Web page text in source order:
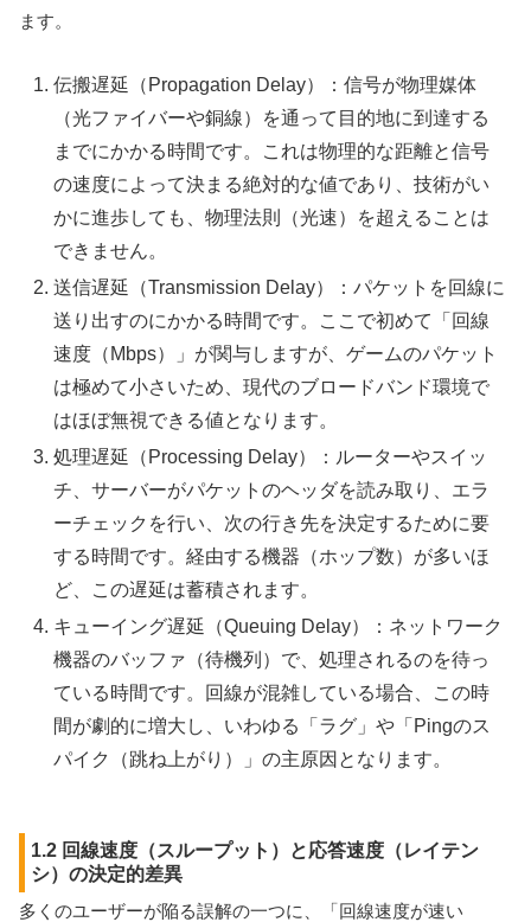
ます。
伝搬遅延（Propagation Delay）：信号が物理媒体
（光ファイバーや銅線）を通って目的地に到達する
までにかかる時間です。これは物理的な距離と信号
の速度によって決まる絶対的な値であり、技術がい
かに進歩しても、物理法則（光速）を超えることは
できません。
送信遅延（Transmission Delay）：パケットを回線に
送り出すのにかかる時間です。ここで初めて「回線
速度（Mbps）」が関与しますが、ゲームのパケット
は極めて小さいため、現代のブロードバンド環境で
はほぼ無視できる値となります。
処理遅延（Processing Delay）：ルーターやスイッ
チ、サーバーがパケットのヘッダを読み取り、エラ
ーチェックを行い、次の行き先を決定するために要
する時間です。経由する機器（ホップ数）が多いほ
ど、この遅延は蓄積されます。
キューイング遅延（Queuing Delay）：ネットワーク
機器のバッファ（待機列）で、処理されるのを待っ
ている時間です。回線が混雑している場合、この時
間が劇的に増大し、いわゆる「ラグ」や「Pingのス
パイク（跳ね上がり）」の主原因となります。
1.2 回線速度（スループット）と応答速度（レイテン
シ）の決定的差異
多くのユーザーが陥る誤解の一つに、「回線速度が速い